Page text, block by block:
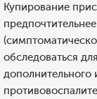
Купирование
обследоваться
дополнительного